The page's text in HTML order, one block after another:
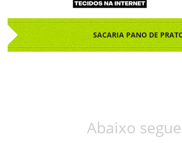
SACARIA PANO DE
Abaixo